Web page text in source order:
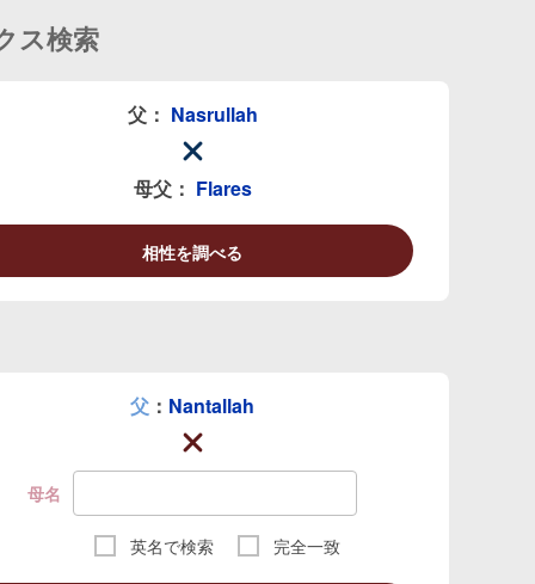
ス検索
父： Nasrullah
母父： Flares
相性を調べる
父 ： Nantallah
母名
英名で検索 完全一致